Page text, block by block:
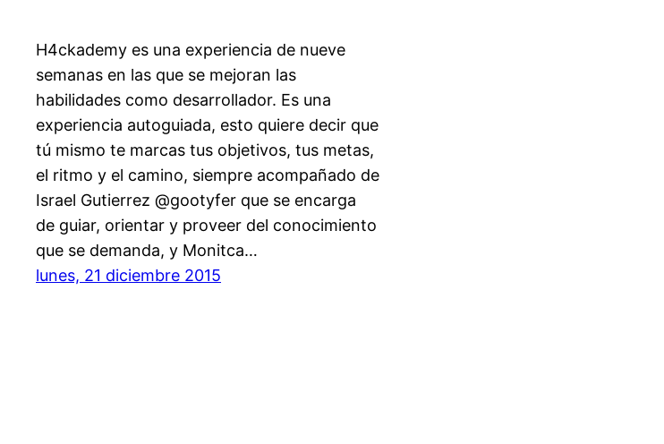
H4ckademy es una experiencia de nueve
semanas en las que se mejoran las
habilidades como desarrollador. Es una
experiencia autoguiada, esto quiere decir que
tú mismo te marcas tus objetivos, tus metas,
el ritmo y el camino, siempre acompañado de
Israel Gutierrez @gootyfer que se encarga
de guiar, orientar y proveer del conocimiento
que se demanda, y Monitca…
lunes, 21 diciembre 2015